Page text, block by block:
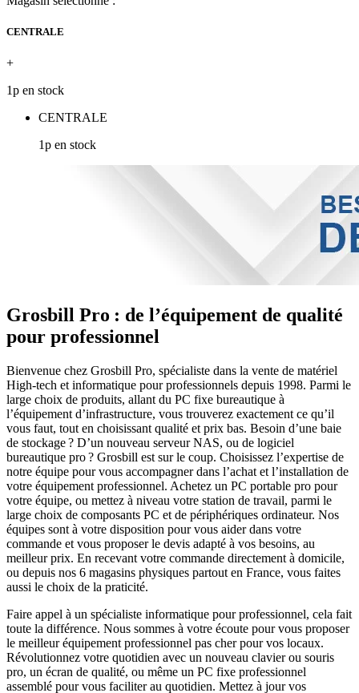
CENTRALE
+
1p en stock
CENTRALE
1p en stock
Grosbill Pro : de l’équipement de qualité
pour professionnel
Bienvenue chez Grosbill Pro, spécialiste dans la vente de matériel
High-tech et informatique pour professionnels depuis 1998. Parmi le
large choix de produits, allant du PC fixe bureautique à
l’équipement d’infrastructure, vous trouverez exactement ce qu’il
vous faut, tout en choisissant qualité et prix bas. Besoin d’une baie
de stockage ? D’un nouveau serveur NAS, ou de logiciel
bureautique pro ? Grosbill est sur le coup. Choisissez l’expertise de
notre équipe pour vous accompagner dans l’achat et l’installation de
votre équipement professionnel. Achetez un PC portable pro pour
votre équipe, ou mettez à niveau votre station de travail, parmi le
large choix de composants PC et de périphériques ordinateur. Nos
équipes sont à votre disposition pour vous aider dans votre
commande et vous proposer le devis adapté à vos besoins, au
meilleur prix. En recevant votre commande directement à domicile,
ou depuis nos 6 magasins physiques partout en France, vous faites
aussi le choix de la praticité.
Faire appel à un spécialiste informatique pour professionnel, cela fait
toute la différence. Nous sommes à votre écoute pour vous proposer
le meilleur équipement professionnel pas cher pour vos locaux.
Révolutionnez votre quotidien avec un nouveau clavier ou souris
pro, un écran de qualité, ou même un PC fixe professionnel
assemblé pour vous faciliter au quotidien. Mettez à jour vos